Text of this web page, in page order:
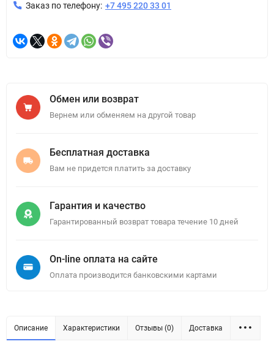
Заказ по телефону: +7 495 220 33 01
Обмен или возврат
Вернем или обменяем на другой товар
Бесплатная доставка
Вам не придется платить за доставку
Гарантия и качество
Гарантированный возврат товара течение 10 дней
On-line оплата на сайте
Оплата производится банковскими картами
Описание Характеристики Отзывы (0) Доставка